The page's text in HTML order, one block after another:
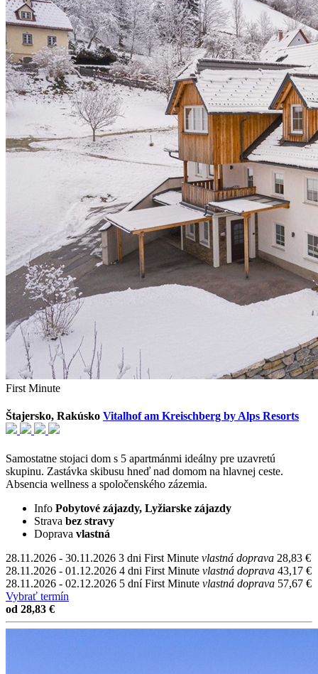
First Minute
Štajersko, Rakúsko Vitalhof am Kreischberg by Alps Resorts
Samostatne stojaci dom s 5 apartmánmi ideálny pre uzavretú
skupinu. Zastávka skibusu hneď nad domom na hlavnej ceste.
Absencia wellness a spoločenského zázemia.
Info Pobytové zájazdy, Lyžiarske zájazdy
Strava bez stravy
Doprava vlastná
28.11.2026 - 30.11.2026 3 dni First Minute vlastná doprava 28,83 €
28.11.2026 - 01.12.2026 4 dni First Minute vlastná doprava 43,17 €
28.11.2026 - 02.12.2026 5 dní First Minute vlastná doprava 57,67 €
Vybrať termín
od 28,83 €